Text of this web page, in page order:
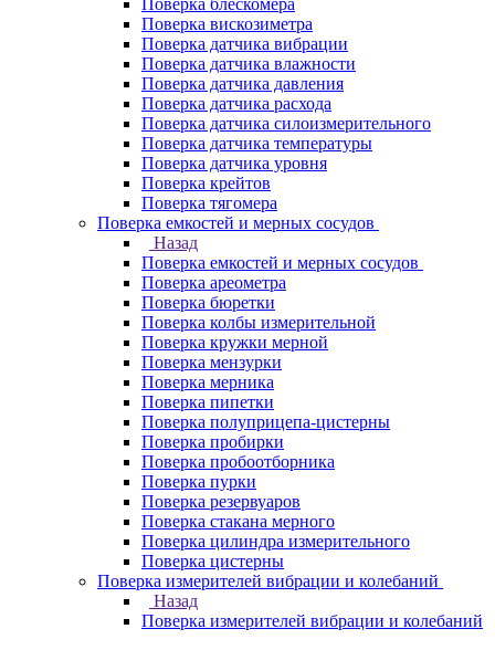
Поверка блескомера
Поверка вискозиметра
Поверка датчика вибрации
Поверка датчика влажности
Поверка датчика давления
Поверка датчика расхода
Поверка датчика силоизмерительного
Поверка датчика температуры
Поверка датчика уровня
Поверка крейтов
Поверка тягомера
Поверка емкостей и мерных сосудов
Назад
Поверка емкостей и мерных сосудов
Поверка ареометра
Поверка бюретки
Поверка колбы измерительной
Поверка кружки мерной
Поверка мензурки
Поверка мерника
Поверка пипетки
Поверка полуприцепа-цистерны
Поверка пробирки
Поверка пробоотборника
Поверка пурки
Поверка резервуаров
Поверка стакана мерного
Поверка цилиндра измерительного
Поверка цистерны
Поверка измерителей вибрации и колебаний
Назад
Поверка измерителей вибрации и колебаний